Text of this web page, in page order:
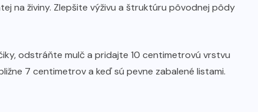
na živiny. Zlepšite výživu a štruktúru pôvodnej pôdy
odstráňte mulč a pridajte 10 centimetrovú vrstvu
7 centimetrov a keď sú pevne zabalené listami.